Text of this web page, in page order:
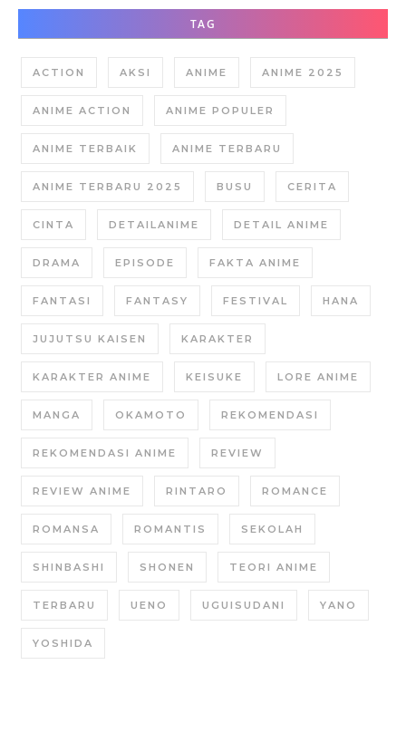
TAG
ACTION AKSI ANIME ANIME 2025
ANIME ACTION ANIME POPULER
ANIME TERBAIK ANIME TERBARU
ANIME TERBARU 2025 BUSU CERITA
CINTA DETAILANIME DETAIL ANIME
DRAMA EPISODE FAKTA ANIME
FANTASI FANTASY FESTIVAL HANA
JUJUTSU KAISEN KARAKTER
KARAKTER ANIME KEISUKE LORE ANIME
MANGA OKAMOTO REKOMENDASI
REKOMENDASI ANIME REVIEW
REVIEW ANIME RINTARO ROMANCE
ROMANSA ROMANTIS SEKOLAH
SHINBASHI SHONEN TEORI ANIME
TERBARU UENO UGUISUDANI YANO
YOSHIDA